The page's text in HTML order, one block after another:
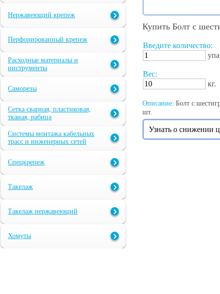
Нержавеющий крепеж
Перфорированный крепеж
Расходные материалы и
инструменты
Саморезы
Сетка сварная, пластиковая,
тканая, рабица
Системы монтажа кабельных
трасс и инженерных сетей
Спецкрепеж
Такелаж
Такелаж нержавеющий
Хомуты
Купить Болт с
Введите количество:
Вес:
кг.
Описание: Болт с
шт.
Узнать о снижении